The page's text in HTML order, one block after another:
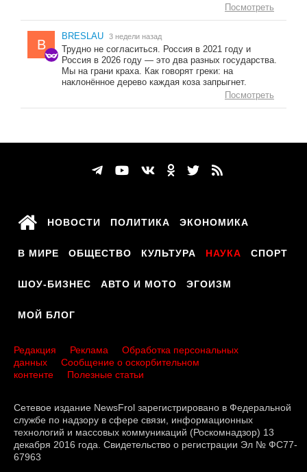
Посмотреть
B
BRESLAU 3 недели назад
Трудно не согласиться. Россия в 2021 году и
Россия в 2026 году — это два разных государства.
Мы на грани краха. Как говорят греки: на
наклонённое дерево каждая коза запрыгнет.
Посмотреть
НОВОСТИ ПОЛИТИКА ЭКОНОМИКА
В МИРЕ ОБЩЕСТВО КУЛЬТУРА НАУКА СПОРТ
ШОУ-БИЗНЕС АВТО И МОТО ЭГОИЗМ
МОЙ БЛОГ
Редакция Реклама
Обработка персональных
данных
Сообщение о оскорбительном
контенте
Полезные статьи
Сетевое издание NewsFrol зарегистрировано в Федеральной
службе по надзору в сфере связи, информационных
технологий и массовых коммуникаций (Роскомнадзор) 13
декабря 2016 года. Свидетельство о регистрации Эл № ФС77-
67963